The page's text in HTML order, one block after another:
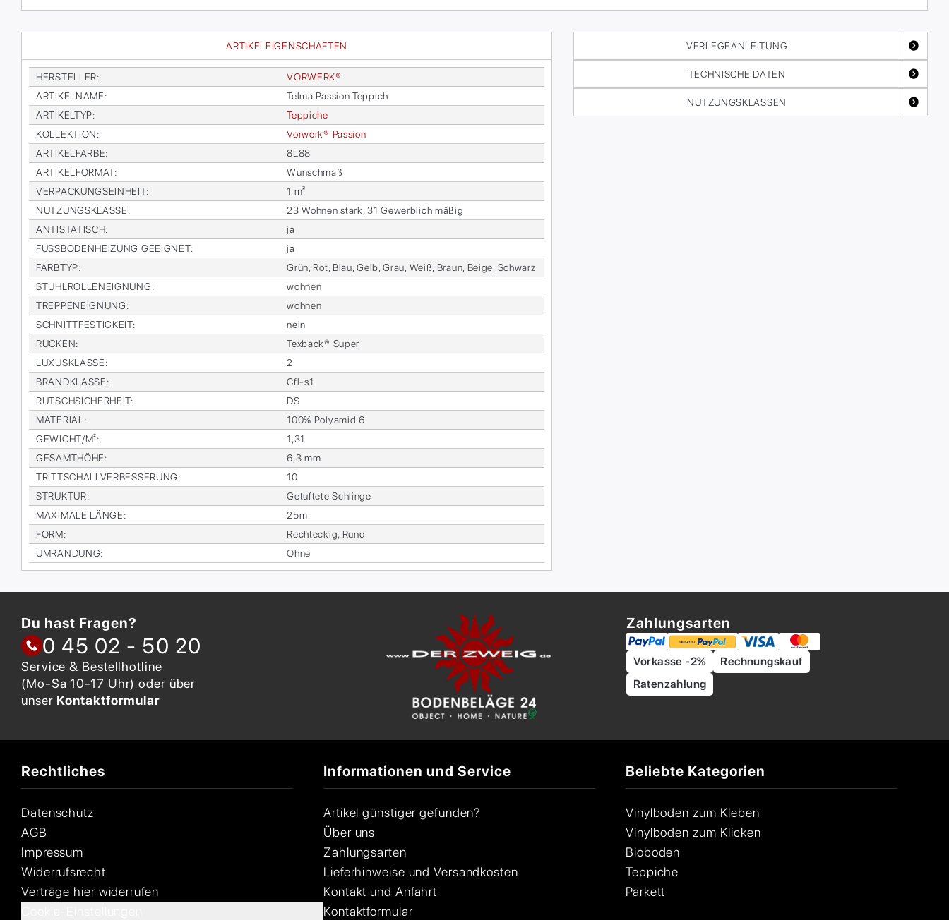
ARTIKELEIGENSCHAFTEN
HER­STEL­LER:
VOR­WER­K®
AR­TI­KEL­NA­ME:
Tel­ma Pas­si­on Tep­pich
AR­TI­KEL­TYP:
Tep­pi­che
KOL­LEK­TI­ON:
Vor­wer­k® Pas­si­on
AR­TI­KEL­FAR­BE:
8L88
AR­TI­KEL­FOR­MAT:
Wunsch­maß
VER­PA­CKUNGS­EIN­HEIT:
1 m²
NUT­ZUNGS­KLAS­SE:
23 Woh­nen stark, 31 Ge­werb­lich mä­ßig
AN­TI­STA­TISCH:
ja
FUSS­BO­DEN­HEI­ZUNG GE­EIG­NET:
ja
FARB­TYP:
Grün, Rot, Blau, Gelb, Grau, Weiß, Braun, Beige, Schwarz
STUHL­ROL­LEN­EIG­NUNG:
woh­nen
TREP­PEN­EIG­NUNG:
woh­nen
SCHNITT­FES­TIG­KEIT:
nein
RÜ­CKEN:
Tex­back® Su­per
LU­XUS­KLAS­SE:
2
BRAND­KLAS­SE:
Cfl-s1
RUTSCH­SI­CHER­HEIT:
DS
MA­TE­RI­AL :
100% Po­ly­amid 6
GE­WICHT/M²:
1,31
GE­SAMT­HÖ­HE:
6,3 mm
TRITT­SCHALL­VER­BES­SE­RUNG:
10
STRUK­TUR:
Ge­tuf­te­te Schlin­ge
MA­XI­MA­LE LÄN­GE:
25m
FORM:
Recht­eckig, Rund
UM­RAN­DUNG: Ohne
VERLEGEANLEITUNG
TECHNISCHE DATEN
NUTZUNGSKLASSEN
Du hast Fragen?
0 45 02 - 50 20
Service & Bestellhotline
(Mo-Sa 10-17 Uhr) oder über
unser Kontaktformular
Zahlungsarten
Vorkasse -2%
Rechnungskauf
Ratenzahlung
Rechtliches
Datenschutz
AGB
Impressum
Widerrufsrecht
Verträge hier widerrufen
Informationen und Service
Artikel günstiger gefunden?
Über uns
Zahlungsarten
Lieferhinweise und Versandkosten
Kontakt und Anfahrt
Kontaktformular
Beliebte Kategorien
Vinylboden zum Kleben
Vinylboden zum Klicken
Bioboden
Teppiche
Parkett